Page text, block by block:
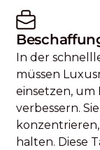
In der
müssen
einsetzen,
verbessern.
halten. Diese